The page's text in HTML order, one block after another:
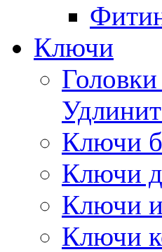
Ключи
Ключи
Ключи
Ключи
Ключи